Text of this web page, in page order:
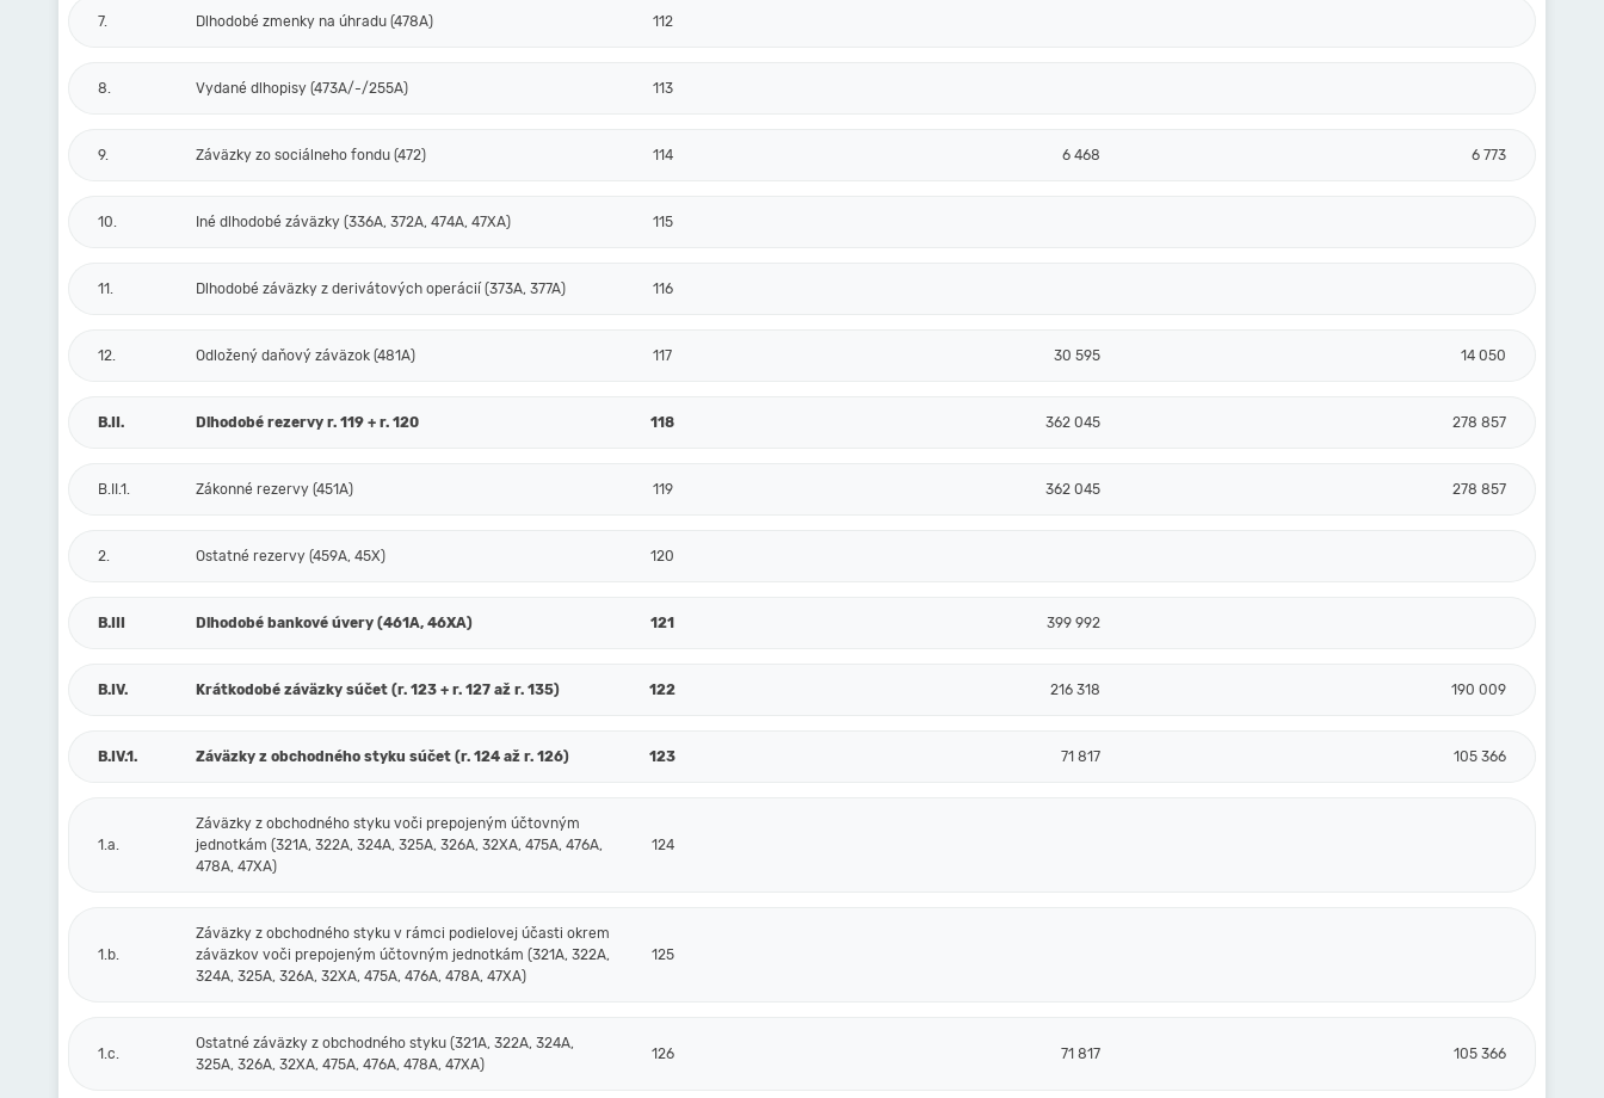
7. Dlhodobé zmenky na úhradu (478A) 112
8. Vydané dlhopisy (473A/-/255A) 113
9. Záväzky zo sociálneho fondu (472) 114 6 468 6 773
10. Iné dlhodobé záväzky (336A, 372A, 474A, 47XA) 115
11. Dlhodobé záväzky z derivátových operácií (373A, 377A) 116
12. Odložený daňový záväzok (481A) 117 30 595 14 050
B.II. Dlhodobé rezervy r. 119 + r. 120 118 362 045 278 857
B.II.1. Zákonné rezervy (451A) 119 362 045 278 857
2. Ostatné rezervy (459A, 45X) 120
B.III Dlhodobé bankové úvery (461A, 46XA) 121 399 992
B.IV. Krátkodobé záväzky súčet (r. 123 + r. 127 až r. 135) 122 216 318 190 009
B.IV.1. Záväzky z obchodného styku súčet (r. 124 až r. 126) 123 71 817 105 366
1.a.
Záväzky z obchodného styku voči prepojeným účtovným
jednotkám (321A, 322A, 324A, 325A, 326A, 32XA, 475A, 476A,
478A, 47XA)
124
1.b.
Záväzky z obchodného styku v rámci podielovej účasti okrem
záväzkov voči prepojeným účtovným jednotkám (321A, 322A,
324A, 325A, 326A, 32XA, 475A, 476A, 478A, 47XA)
125
1.c.
Ostatné záväzky z obchodného styku (321A, 322A, 324A,
325A, 326A, 32XA, 475A, 476A, 478A, 47XA)
126 71 817 105 366